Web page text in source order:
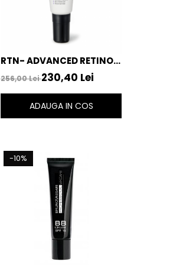
RTN- ADVANCED RETINOL
EYE CREAM, CREMA
OCHILOR CU RETINOL -
256,00 Lei230,40 Lei
ADAUGA IN COS
-10%